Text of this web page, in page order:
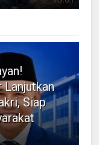
Lanjutkan
Siap